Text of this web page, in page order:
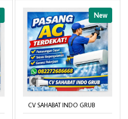
New
CV SAHABAT INDO GRUB